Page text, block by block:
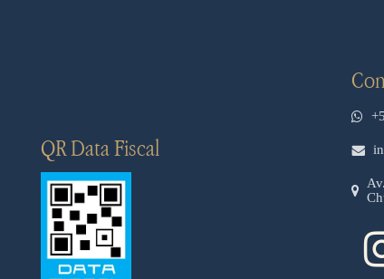
QR Data Fiscal